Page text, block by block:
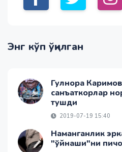
Энг кўп ўқилган
Гулнора
санъаткорлар
тушди
2019-07-19 15:40
Наманганлик
"ўйнаши"ни